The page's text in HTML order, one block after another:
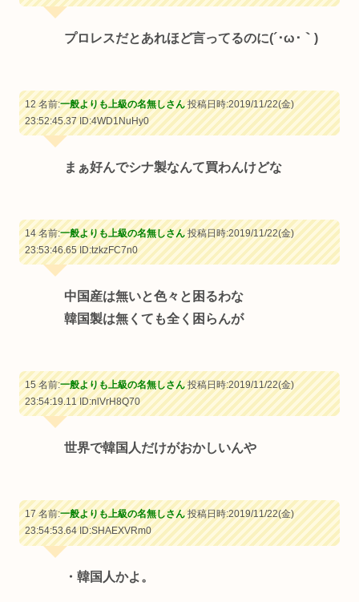
プロレスだとあれほど言ってるのに(´･ω･｀)
12 名前:一般よりも上級の名無しさん投稿日時:2019/11/22(金)
23:52:45.37ID:4WD1NuHy0
まぁ好んでシナ製なんて買わんけどな
14 名前:一般よりも上級の名無しさん投稿日時:2019/11/22(金)
23:53:46.65ID:tzkzFC7n0
中国産は無いと色々と困るわな
韓国製は無くても全く困らんが
15 名前:一般よりも上級の名無しさん投稿日時:2019/11/22(金)
23:54:19.11ID:nlVrH8Q70
世界で韓国人だけがおかしいんや
17 名前:一般よりも上級の名無しさん投稿日時:2019/11/22(金)
23:54:53.64ID:SHAEXVRm0
・韓国人かよ。